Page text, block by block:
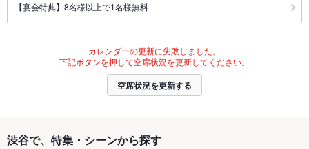
【宴会特典】8名様以上で1名様無料
カレンダーの更新に失敗しました。
下記ボタンを押して空席状況を更新してください。
空席状況を更新する
渋谷で、特集・シーンから探す